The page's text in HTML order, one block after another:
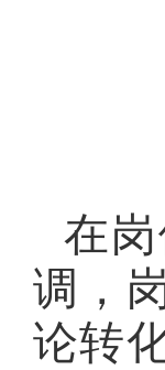
在
调，
论转